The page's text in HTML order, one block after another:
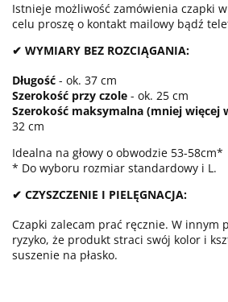
Istnieje możliwość zamówienia czapki
celu proszę o kontakt mailowy bądź
✔ WYMIARY BEZ ROZCIĄGANIA:
Długość - ok. 37 cm
Szerokość przy czole - ok. 25 cm
Szerokość maksymalna (mniej więcej
32 cm
Idealna na głowy o obwodzie 53-58cm*
* Do wyboru rozmiar standardowy i L.
✔ CZYSZCZENIE I PIELĘGNACJA:
Czapki zalecam prać ręcznie. W innym
ryzyko, że produkt straci swój kolor i
suszenie na płasko.